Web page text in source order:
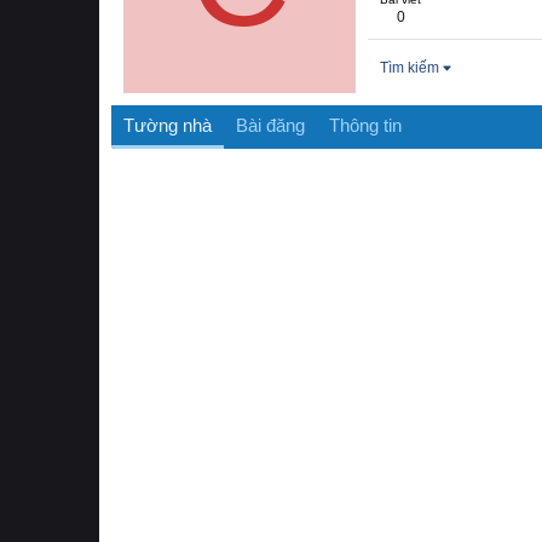
0
Tìm kiếm
Tường nhà Bài đăng Thông tin